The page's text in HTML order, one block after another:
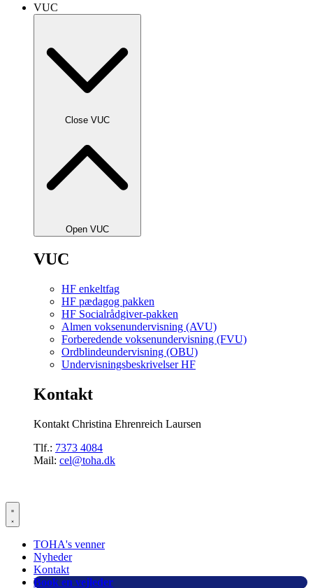
VUC
Close VUC
Open VUC
VUC
HF enkeltfag
HF pædagog pakken
HF Socialrådgiver-pakken
Almen voksenundervisning (AVU)
Forberedende voksenundervisning (FVU)
Ordblindeundervisning (OBU)
Undervisningsbeskrivelser HF
Kontakt
Kontakt Christina Ehrenreich Laursen
Tlf.: 7373 4084
Mail: cel@toha.dk
TOHA's venner
Nyheder
Kontakt
Book en vejleder